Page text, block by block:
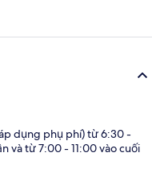
dụng phụ phí) từ 6:30 -
và từ 7:00 - 11:00 vào cuối